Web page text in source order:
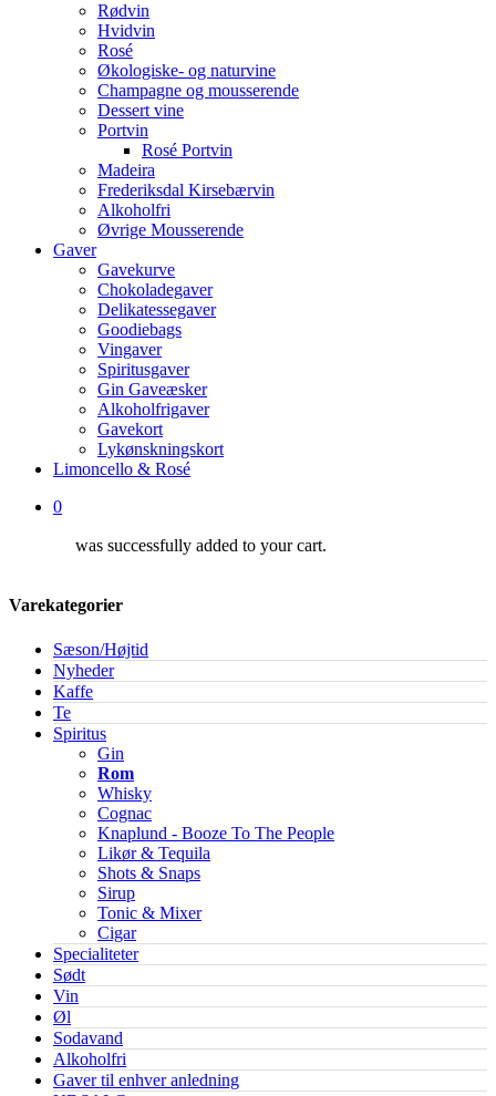
Rødvin
Hvidvin
Rosé
Økologiske- og naturvine
Champagne og mousserende
Dessert vine
Portvin
Rosé Portvin
Madeira
Frederiksdal Kirsebærvin
Alkoholfri
Øvrige Mousserende
Gaver
Gavekurve
Chokoladegaver
Delikatessegaver
Goodiebags
Vingaver
Spiritusgaver
Gin Gaveæsker
Alkoholfrigaver
Gavekort
Lykønskningskort
Limoncello & Rosé
0
was successfully added to your cart.
Varekategorier
Sæson/Højtid
Nyheder
Kaffe
Te
Spiritus
Gin
Rom
Whisky
Cognac
Knaplund - Booze To The People
Likør & Tequila
Shots & Snaps
Sirup
Tonic & Mixer
Cigar
Specialiteter
Sødt
Vin
Øl
Sodavand
Alkoholfri
Gaver til enhver anledning